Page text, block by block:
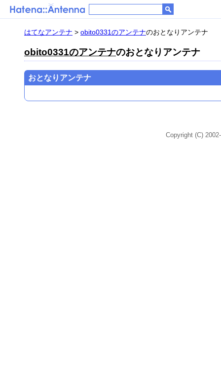
はてなアンテナ > obito0331のアンテナのおとなりアンテナ
obito0331のアンテナのおとなりアンテナ
おとなりアンテナ
Copyright (C)